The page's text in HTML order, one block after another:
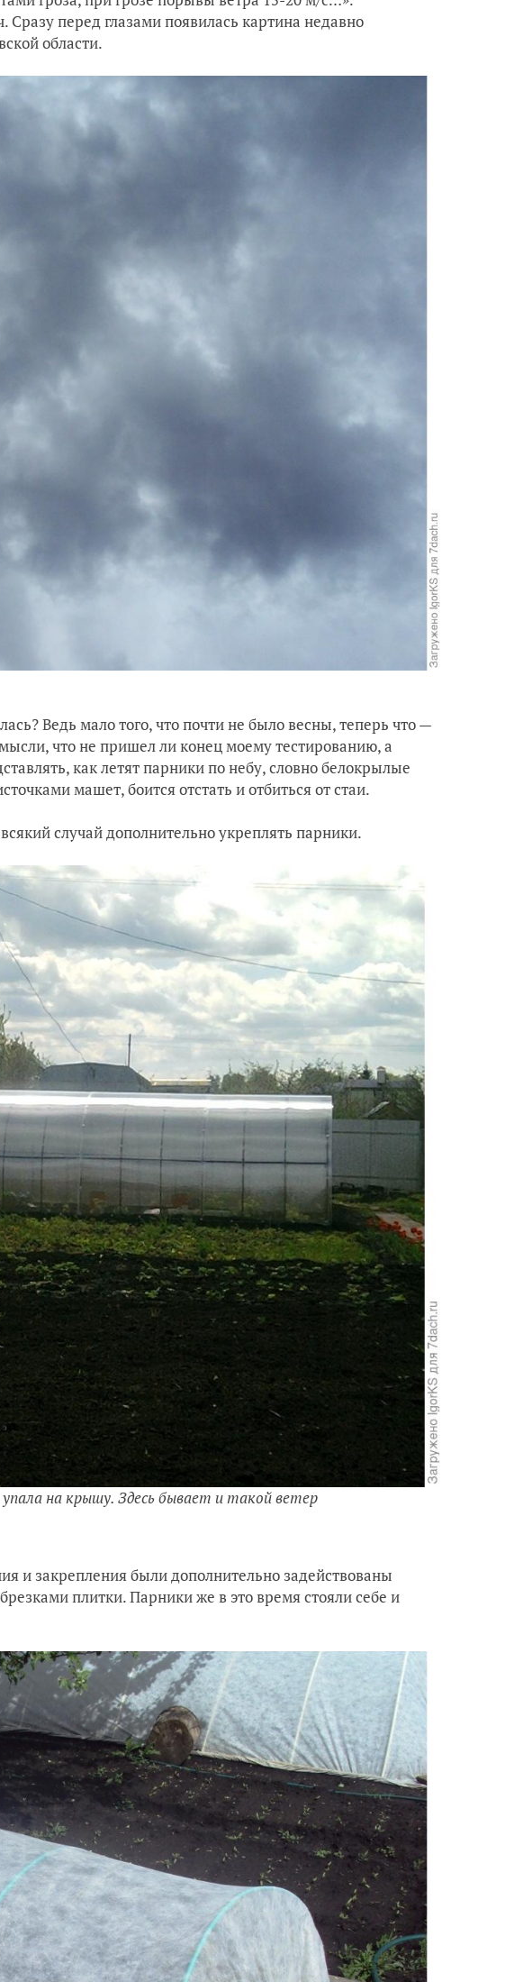
перед глазами появилась картина недавно
области.
Ведь мало того, что почти не было весны, теперь что —
что не пришел ли конец моему тестированию, а
как летят парники по небу, словно белокрылые
машет, боится отстать и отбиться от стаи.
случай дополнительно укреплять парники.
упала на крышу. Здесь бывает и такой ветер
и закрепления были дополнительно задействованы
плитки. Парники же в это время стояли себе и